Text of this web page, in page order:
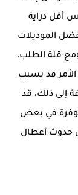
أقل دراية
الموديلات
قلة الطلب،
قد يسبب
إلى ذلك، قد
في بعض
حدوث أعطال